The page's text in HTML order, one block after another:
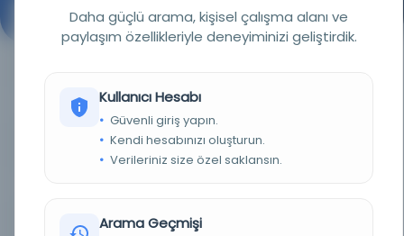
Arap dilinin grameri / E.H. Palmer.
BASIM TARIHI 1894
Londra - W.H. Allen & Co.
Kitap
Daha güçlü arama, kişisel çalışma alanı ve
paylaşım özellikleriyle deneyiminizi geliştirdik.
Kullanıcı Hesabı
Güvenli giriş yapın.
Kendi hesabınızı oluşturun.
Verileriniz size özel saklansın.
Arama Geçmişi